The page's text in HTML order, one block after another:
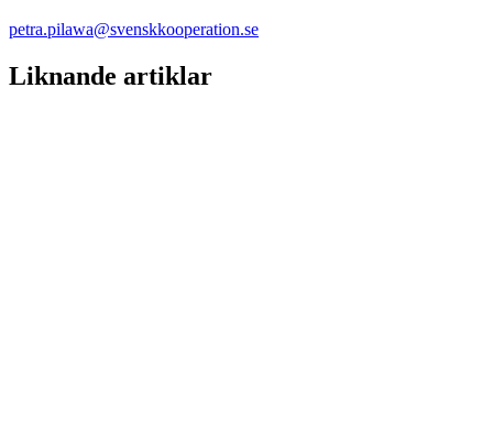
petra.pilawa@svenskkooperation.se
Liknande artiklar